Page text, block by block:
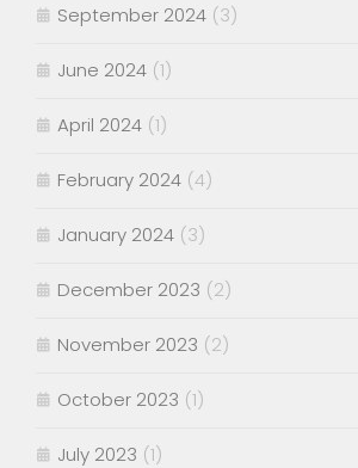
September 2024 (3)
June 2024 (1)
April 2024 (1)
February 2024 (4)
January 2024 (3)
December 2023 (2)
November 2023 (2)
October 2023 (1)
July 2023 (1)